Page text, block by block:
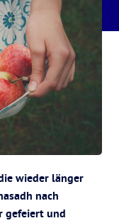
wieder länger
nach
gefeiert und